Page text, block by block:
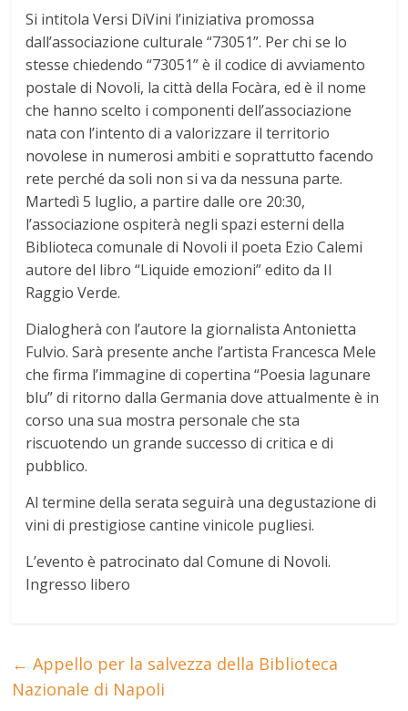
Si intitola Versi DiVini l’iniziativa promossa
dall’associazione culturale “73051”. Per chi se lo
stesse chiedendo “73051” è il codice di avviamento
postale di Novoli, la città della Focàra, ed è il nome
che hanno scelto i componenti dell’associazione
nata con l’intento di a valorizzare il territorio
novolese in numerosi ambiti e soprattutto facendo
rete perché da soli non si va da nessuna parte.
Martedì 5 luglio, a partire dalle ore 20:30,
l’associazione ospiterà negli spazi esterni della
Biblioteca comunale di Novoli il poeta Ezio Calemi
autore del libro “Liquide emozioni” edito da Il
Raggio Verde.
Dialogherà con l’autore la giornalista Antonietta
Fulvio. Sarà presente anche l’artista Francesca Mele
che firma l’immagine di copertina “Poesia lagunare
blu” di ritorno dalla Germania dove attualmente è in
corso una sua mostra personale che sta
riscuotendo un grande successo di critica e di
pubblico.
Al termine della serata seguirà una degustazione di
vini di prestigiose cantine vinicole pugliesi.
L’evento è patrocinato dal Comune di Novoli.
Ingresso libero
← Appello per la salvezza della Biblioteca
Nazionale di Napoli